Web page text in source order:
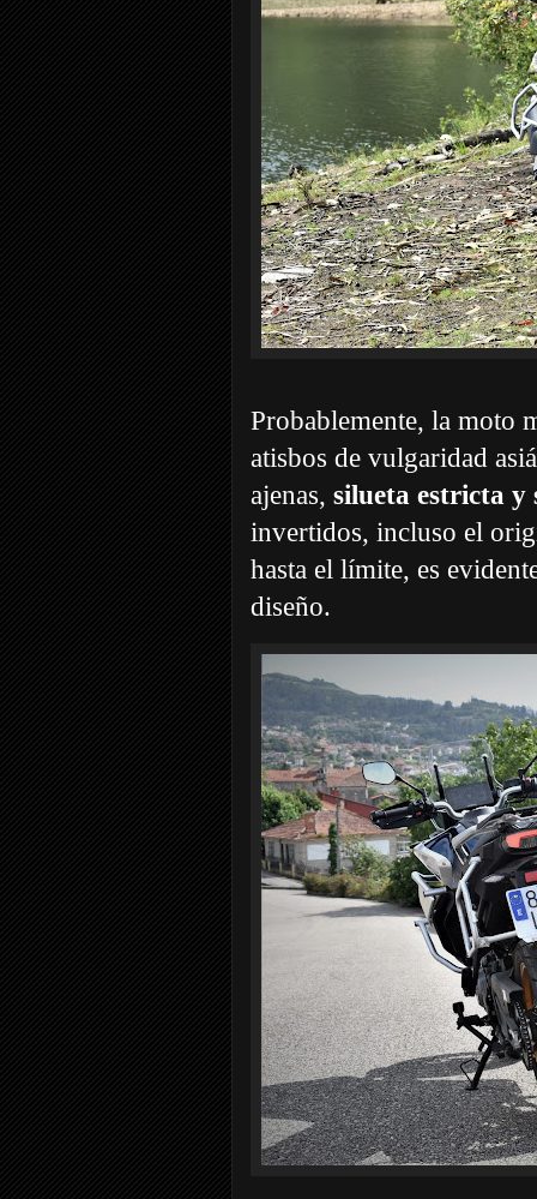
Probablemente, la moto
atisbos de vulgaridad
ajenas, silueta estricta y
invertidos, incluso el
hasta el límite, es
diseño.